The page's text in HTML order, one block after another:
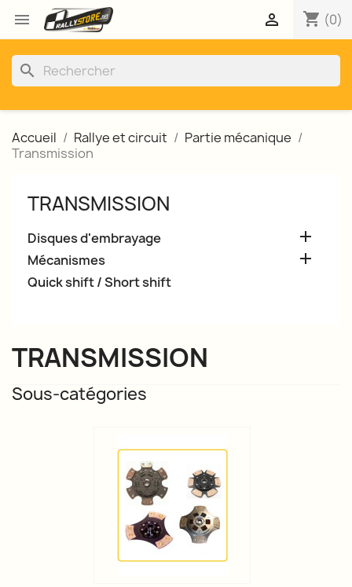
 shopping_cart (0)

search
Accueil Rallye et circuit
Partie mécanique
Transmission
TRANSMISSION
Disques d'embrayage 
Mécanismes 
Quick shift / Short shift
TRANSMISSION
Sous-catégories